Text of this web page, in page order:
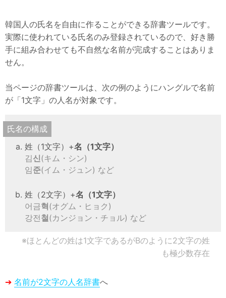
韓国生活ノウハウ
韓国料理・食べ物
韓国旅行
韓国語
韓国エンタメ
韓国資料・データ
韓国関連サイト
用語集
サイトマップ
韓国人の氏名を自由に作ることができる辞書ツールです。
実際に使われている氏名のみ登録されているので、好き勝
手に組み合わせても不自然な名前が完成することはありま
せん。
当ページの辞書ツールは、次の例のようにハングルで名前
が「1文字」の人名が対象です。
氏名の構成
姓（1文字）+名（1文字）
김신(キム・シン)
임준(イム・ジュン) など
姓（2文字）+名（1文字）
어금혁(オグム・ヒョク)
강전철(カンジョン・チョル) など
※ほとんどの姓は1文字であるがBのように2文字の姓
も極少数存在
➔名前が2文字の人名辞書へ